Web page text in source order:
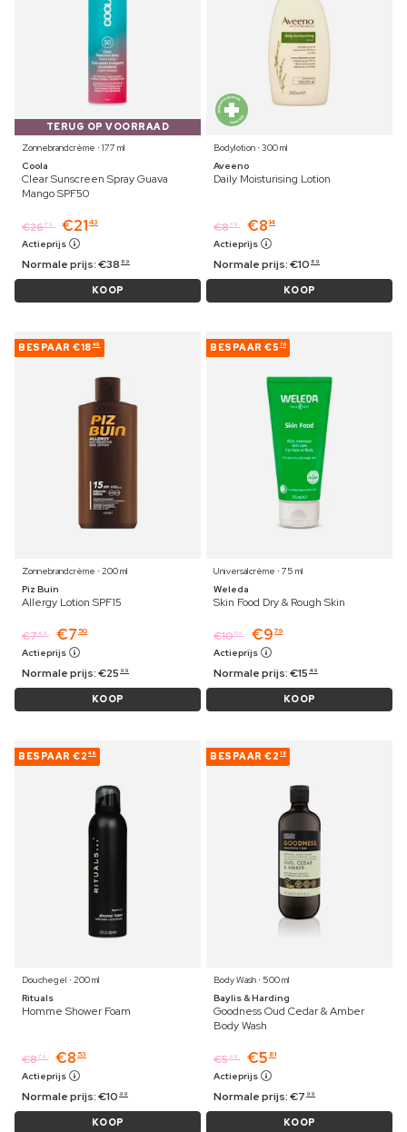
TERUG OP VOORRAAD
Zonnebrandcrème ⋅ 177 ml
Coola
Clear Sunscreen Spray Guava
Mango SPF50
€2679 €21 43
Actieprijs
Normale prijs:€38 89
KOOP
Bodylotion ⋅ 300 ml
Aveeno
Daily Moisturising Lotion
€839 €8 14
Actieprijs
Normale prijs:€10 89
KOOP
BESPAAR €18 49
Zonnebrandcrème ⋅ 200 ml
Piz Buin
Allergy Lotion SPF15
€7 89 €7 50
Actieprijs
Normale prijs:€25 99
KOOP
BESPAAR €5 70
Universalcrème ⋅ 75 ml
Weleda
Skin Food Dry & Rough Skin
€1009 €9 79
Actieprijs
Normale prijs:€15 49
KOOP
BESPAAR €2 46
Douchegel ⋅ 200 ml
Rituals
Homme Shower Foam
€879 €8 53
Actieprijs
Normale prijs:€10 99
KOOP
BESPAAR €2 18
Body Wash ⋅ 500 ml
Baylis & Harding
Goodness Oud Cedar & Amber
Body Wash
€5 99 €5 81
Actieprijs
Normale prijs:€7 99
KOOP